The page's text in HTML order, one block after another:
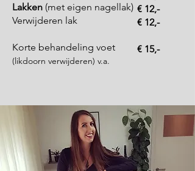
Lakken (met eigen nagellak)
Verwijderen lak
Korte behandeling voet
(likdoorn verwijderen) v.a.
€ 12,-
​€ 12,-
€ 15,-